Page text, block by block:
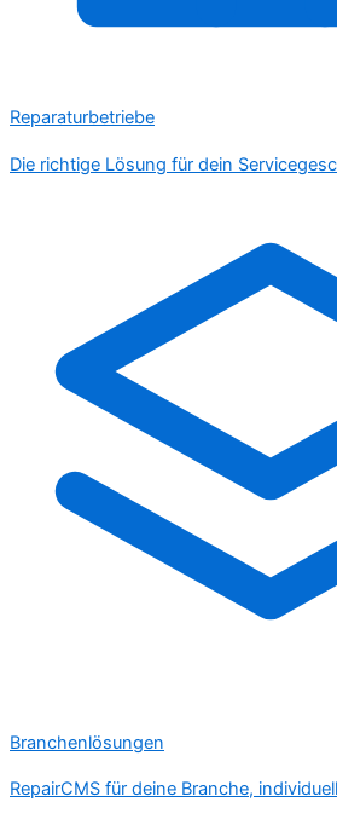
Reparaturbetriebe
Die richtige Lösung für dein
Branchenlösungen
RepairCMS für deine Branche,